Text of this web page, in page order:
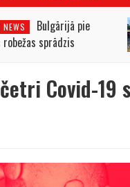
Bulgārijā pie
sprādzis
Covid-19